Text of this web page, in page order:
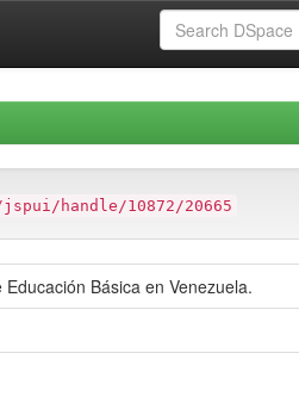
handle/10872/20665
Básica en Venezuela.